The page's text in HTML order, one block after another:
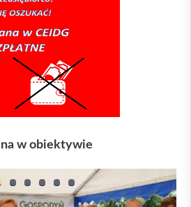
w obiektywie